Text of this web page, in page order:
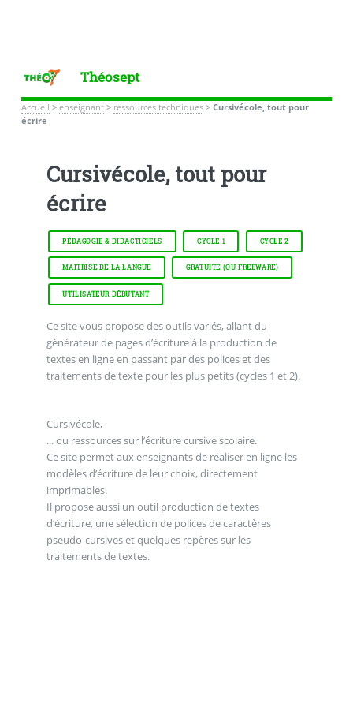
Théosept
Accueil > enseignant> ressources techniques> Cursivécole, tout pour
écrire
Cursivécole, tout pour
écrire
PÉDAGOGIE & DIDACTICIELS CYCLE 1 CYCLE 2
MAITRISE DE LA LANGUE GRATUITE (OU FREEWARE)
UTILISATEUR DÉBUTANT
Ce site vous propose des outils variés, allant du
générateur de pages d’écriture à la production de
textes en ligne en passant par des polices et des
traitements de texte pour les plus petits (cycles 1 et 2).
Cursivécole,
... ou ressources sur l’écriture cursive scolaire.
Ce site permet aux enseignants de réaliser en ligne les
modèles d’écriture de leur choix, directement
imprimables.
Il propose aussi un outil production de textes
d’écriture, une sélection de polices de caractères
pseudo-cursives et quelques repères sur les
traitements de textes.